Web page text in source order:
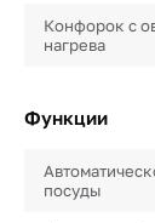
Конфорок с
нагрева
Функции
посуды